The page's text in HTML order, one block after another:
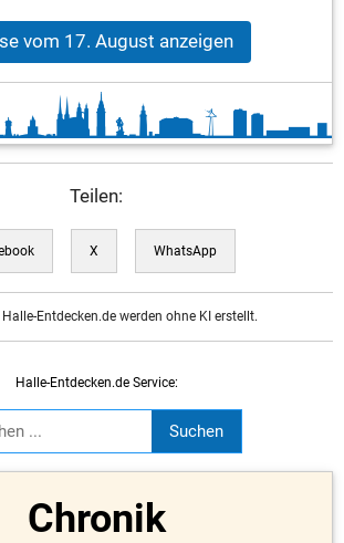
vom 17. August anzeigen
Teilen:
X WhatsApp
Entdecken.de werden ohne KI erstellt.
Halle-Entdecken.de Service:
Chronik